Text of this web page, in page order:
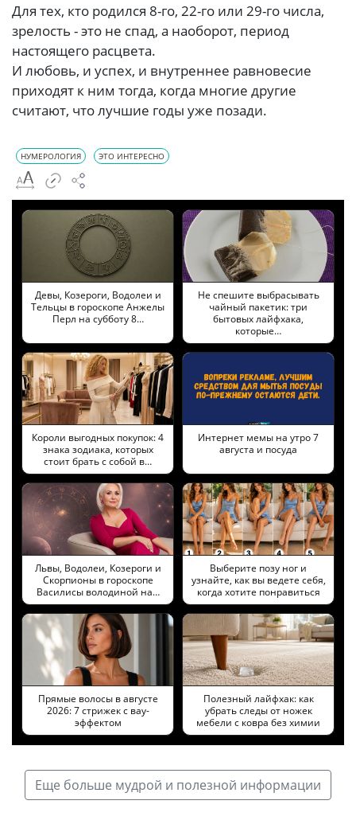
Для тех, кто родился 8-го, 22-го или 29-го числа,
зрелость - это не спад, а наоборот, период
настоящего расцвета.
И любовь, и успех, и внутреннее равновесие
приходят к ним тогда, когда многие другие
считают, что лучшие годы уже позади.
НУМЕРОЛОГИЯ ЭТО ИНТЕРЕСНО
Девы, Козероги, Водолеи и
Тельцы в гороскопе Анжелы
Перл на субботу 8…
Не спешите выбрасывать
чайный пакетик: три
бытовых лайфхака,
которые…
Короли выгодных покупок: 4
знака зодиака, которых
стоит брать с собой в…
Интернет мемы на утро 7
августа и посуда
Львы, Водолеи, Козероги и
Скорпионы в гороскопе
Василисы володиной на…
Выберите позу ног и
узнайте, как вы ведете себя,
когда хотите понравиться
Прямые волосы в августе
2026: 7 стрижек с вау-
эффектом
Полезный лайфхак: как
убрать следы от ножек
мебели с ковра без химии
Еще больше мудрой и полезной информации